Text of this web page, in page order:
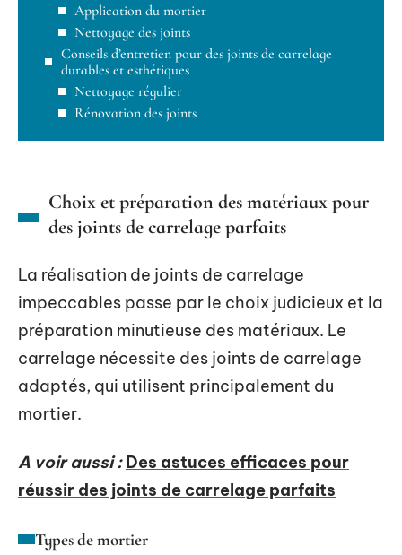
Application du mortier
Nettoyage des joints
Conseils d’entretien pour des joints de carrelage
durables et esthétiques
Nettoyage régulier
Rénovation des joints
Choix et préparation des matériaux pour
des joints de carrelage parfaits
La réalisation de joints de carrelage
impeccables passe par le choix judicieux et la
préparation minutieuse des matériaux. Le
carrelage nécessite des joints de carrelage
adaptés, qui utilisent principalement du
mortier.
A voir aussi : Des astuces efficaces pour
réussir des joints de carrelage parfaits
Types de mortier